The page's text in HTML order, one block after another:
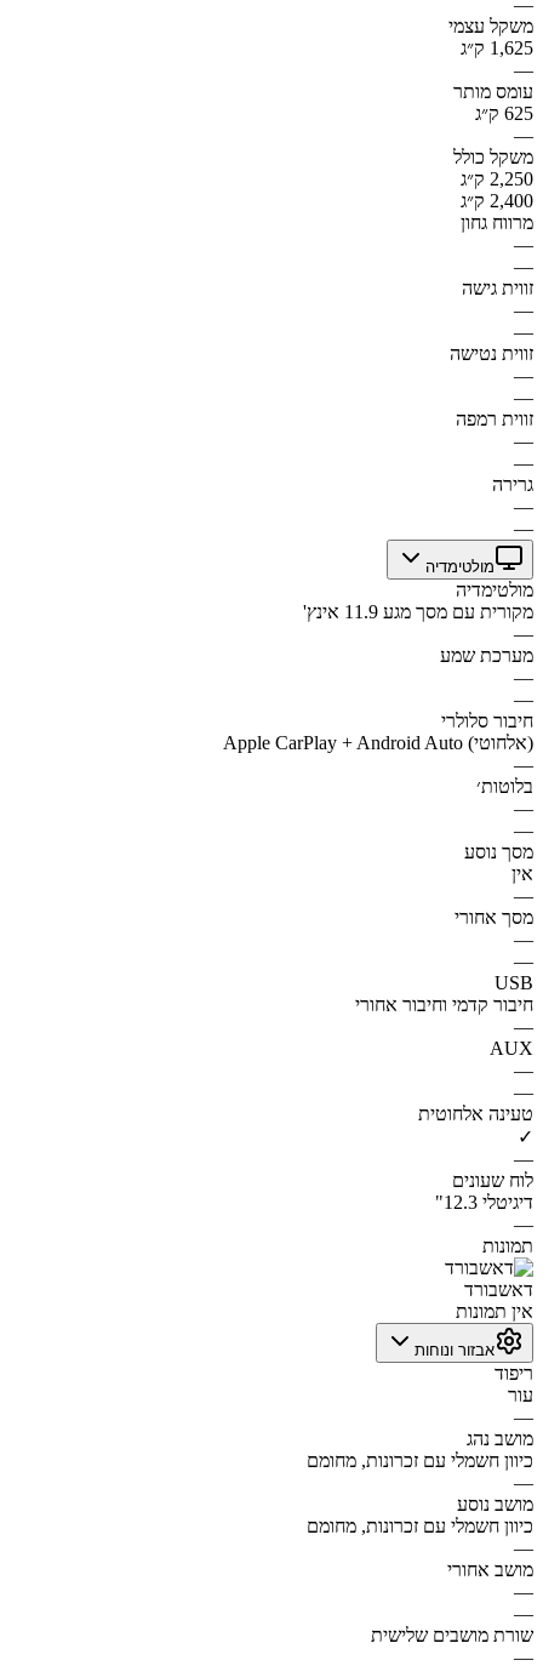
משקל עצמי
1,625 ק״ג
—
עומס מותר
625 ק״ג
—
משקל כולל
2,250 ק״ג
2,400 ק״ג
מרווח גחון
—
—
זווית גישה
—
—
זווית נטישה
—
—
זווית רמפה
—
—
גרירה
—
—
מולטימדיה
מולטימדיה
מקורית עם מסך מגע 11.9 אינץ'
—
מערכת שמע
—
—
חיבור סלולרי
Apple CarPlay + Android Auto (אלחוטי)
—
בלוטות׳
—
—
מסך נוסע
אין
—
מסך אחורי
—
—
USB
חיבור קדמי וחיבור אחורי
—
AUX
—
—
טעינה אלחוטית
✓
—
לוח שעונים
דיגיטלי 12.3"
—
תמונות
דאשבורד
אין תמונות
אבזור ונוחות
ריפוד
עור
—
מושב נהג
כיוון חשמלי עם זכרונות, מחומם
—
מושב נוסע
כיוון חשמלי עם זכרונות, מחומם
—
מושב אחורי
—
—
שורת מושבים שלישית
—